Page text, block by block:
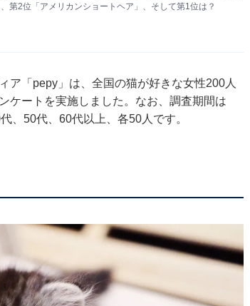
第2位「アメリカンショートヘア」、そして第1位は？
ア「pepy」は、全国の猫が好きな女性200人
ケートを実施しました。なお、調査期間は
、50代、60代以上、各50人です。